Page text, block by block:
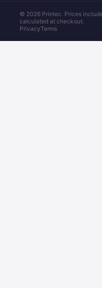
© 2026 Printec. Prices
calculated at checkout.
PrivacyTerms